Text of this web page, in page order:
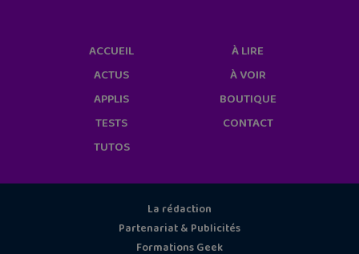
ACCUEIL
ACTUS
APPLIS
TESTS
TUTOS
À LIRE
À VOIR
BOUTIQUE
CONTACT
La rédaction
Partenariat & Publicités
Formations Geek